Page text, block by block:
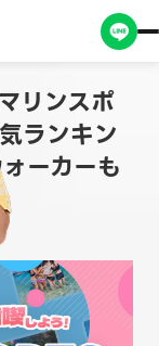
リンスポ
ランキン
ーカーも